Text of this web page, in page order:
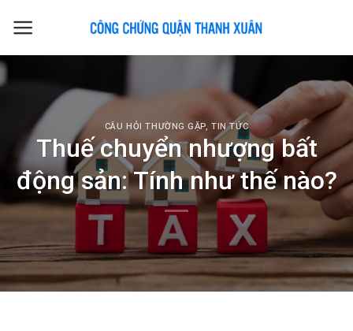
CÂU HỎI THƯỜNG GẶP,TIN TỨC
Thuế chuyển nhượng bất
động sản: Tính như thế nào?